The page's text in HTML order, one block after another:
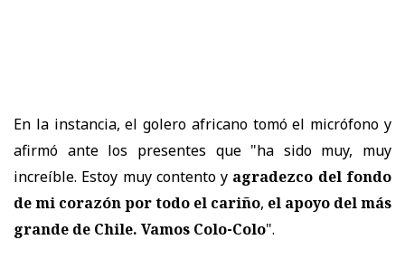
En la instancia, el golero africano tomó el micrófono y
afirmó ante los presentes que "ha sido muy, muy
increíble. Estoy muy contento y agradezco del fondo
de mi corazón por todo el cariño, el apoyo del más
grande de Chile. Vamos Colo-Colo".